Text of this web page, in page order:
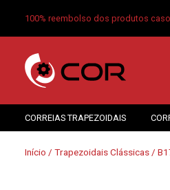
100% reembolso dos produtos
CORREIAS TRAPEZOIDAIS
Início / Trapezoidais Clássicas /